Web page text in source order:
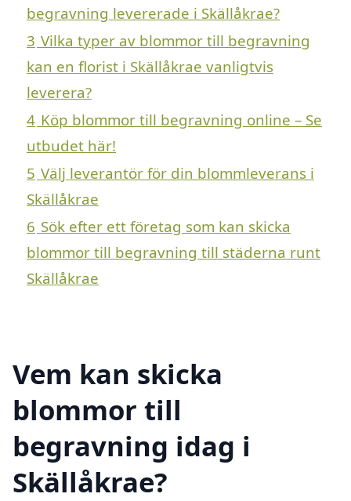
begravning levererade i Skällåkrae?
3 Vilka typer av blommor till begravning
kan en florist i Skällåkrae vanligtvis
leverera?
4 Köp blommor till begravning online – Se
utbudet här!
5 Välj leverantör för din blommleverans i
Skällåkrae
6 Sök efter ett företag som kan skicka
blommor till begravning till städerna runt
Skällåkrae
Vem kan skicka
blommor till
begravning idag i
Skällåkrae?